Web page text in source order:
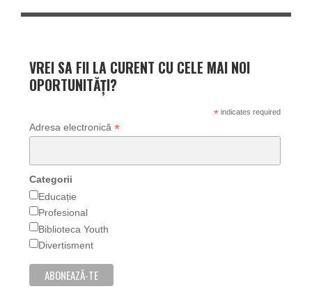
VREI SA FII LA CURENT CU CELE MAI NOI
OPORTUNITĂȚI?
*indicates required
Adresa electronică *
Categorii
Educație
Profesional
Biblioteca Youth
Divertisment